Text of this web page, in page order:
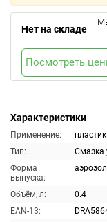
Характеристики
Применение:
пластик
Тип:
Смазка
Форма
выпуска:
Объём, л:
0.4
EAN-13:
Нет на складе
Посмотреть